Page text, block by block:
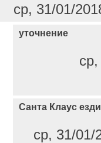
ср, 31/01/
уточнение
Санта Клаус
ср, 31/